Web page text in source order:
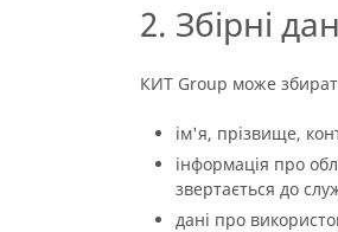
2. Збірні
КИТ Group може
ім'я, прізвище,
інформація про
звертається до
дані про